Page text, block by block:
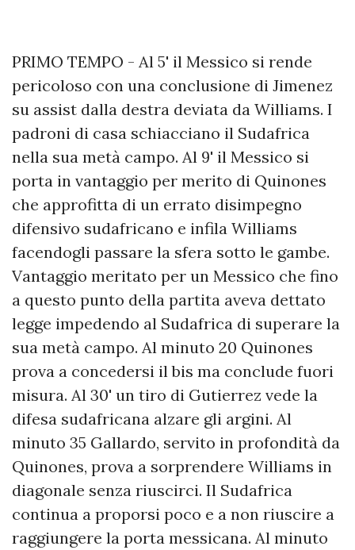
PRIMO TEMPO - Al 5' il Messico si rende
pericoloso con una conclusione di Jimenez
su assist dalla destra deviata da Williams. I
padroni di casa schiacciano il Sudafrica
nella sua metà campo. Al 9' il Messico si
porta in vantaggio per merito di Quinones
che approfitta di un errato disimpegno
difensivo sudafricano e infila Williams
facendogli passare la sfera sotto le gambe.
Vantaggio meritato per un Messico che fino
a questo punto della partita aveva dettato
legge impedendo al Sudafrica di superare la
sua metà campo. Al minuto 20 Quinones
prova a concedersi il bis ma conclude fuori
misura. Al 30' un tiro di Gutierrez vede la
difesa sudafricana alzare gli argini. Al
minuto 35 Gallardo, servito in profondità da
Quinones, prova a sorprendere Williams in
diagonale senza riuscirci. Il Sudafrica
continua a proporsi poco e a non riuscire a
raggiungere la porta messicana. Al minuto